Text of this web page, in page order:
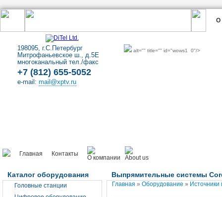
О
198095, г.С.Петербург
Митрофаньевское ш., д.5Е
многоканальный тел./факс
+7 (812) 655-5052
e-mail: mail@xptv.ru
alt="" title="" id="wows1_0"/>
Главная Контакты
Каталог оборудования
Головные станции
Выпрямительные системы
Главная » Оборудование » Источники